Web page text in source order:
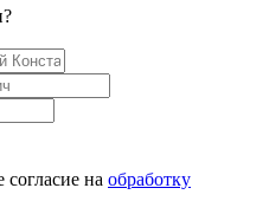
на обработку